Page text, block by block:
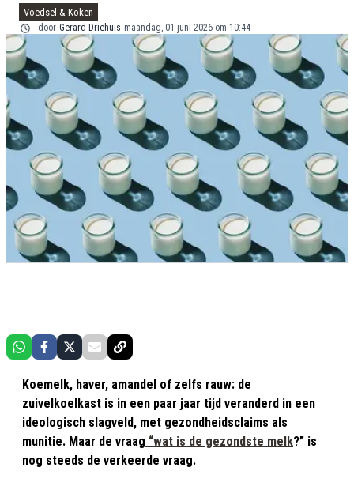
Voedsel & Koken
door Gerard Driehuis maandag, 01 juni 2026 om 10:44
Koemelk, haver, amandel of zelfs rauw: de
zuivelkoelkast is in een paar jaar tijd veranderd in een
ideologisch slagveld, met gezondheidsclaims als
munitie. Maar de vraag “wat is de gezondste melk?” is
nog steeds de verkeerde vraag.